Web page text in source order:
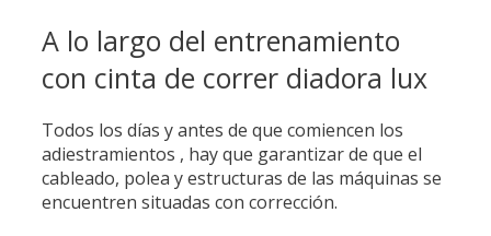
A lo largo del entrenamiento
con cinta de correr diadora lux
Todos los días y antes de que comiencen los
adiestramientos , hay que garantizar de que el
cableado, polea y estructuras de las máquinas se
encuentren situadas con corrección.